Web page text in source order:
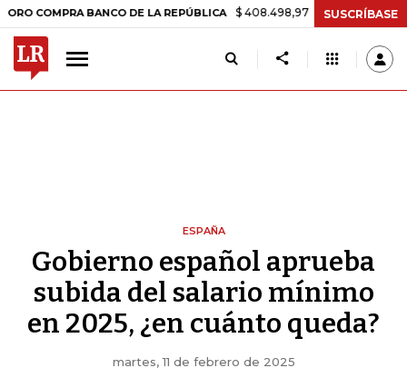
BANCO DE LA REPÚBLICA $ 408.498,97 +$ 8.753,81 +2,19%
SUSCRÍBASE
ESPAÑA
Gobierno español aprueba
subida del salario mínimo
en 2025, ¿en cuánto queda?
martes, 11 de febrero de 2025